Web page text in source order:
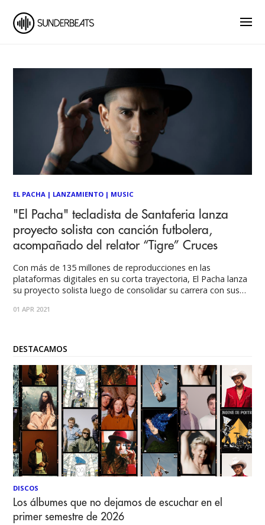
EL PACHA | LANZAMIENTO | MUSIC
"El Pacha" tecladista de Santaferia lanza
proyecto solista con canción futbolera,
acompañado del relator “Tigre” Cruces
Con más de 135 millones de reproducciones en las
plataformas digitales en su corta trayectoria, El Pacha lanza
su proyecto solista luego de consolidar su carrera con sus
Santaferia. El Pacha irrumpe en la escena musical nacional
01 APR 2021
DESTACAMOS
DISCOS
Los álbumes que no dejamos de escuchar en el
primer semestre de 2026